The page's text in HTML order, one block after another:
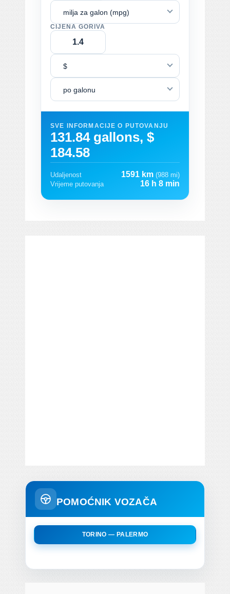
milja za galon (mpg)
CIJENA GORIVA
$
po galonu
SVE INFORMACIJE O PUTOVANJU
131.84 gallons, $
184.58
Udaljenost 1591 km (988 mi)
Vrijeme putovanja
16 h 8 min
POMOĆNIK VOZAČA
TORINO — PALERMO